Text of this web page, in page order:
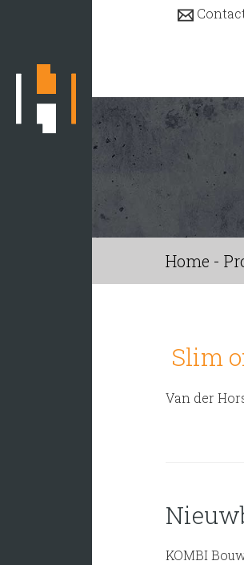
Uitdagingen
Projecten
Home -
Slim
Van der
KOMBI